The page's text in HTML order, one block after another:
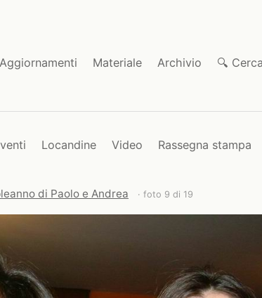
Aggiornamenti Materiale Archivio
🔍
Locandine Video
Rassegna stampa
di Paolo e Andrea · foto 9 di 19